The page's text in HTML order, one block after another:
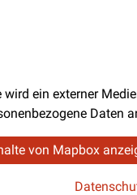
wird ein externer
Daten
von Mapbox